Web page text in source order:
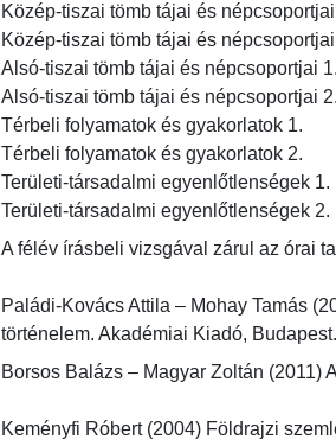
Közép-tiszai tömb tájai és
Közép-tiszai tömb tájai és
Alsó-tiszai tömb tájai és népcsoportjai 1.
Alsó-tiszai tömb tájai és népcsoportjai 2.
Térbeli folyamatok és gyakorlatok 1.
Térbeli folyamatok és gyakorlatok 2.
Területi-társadalmi egyenlőtlenségek 1.
Területi-társadalmi egyenlőtlenségek 2.
A félév írásbeli vizsgával zárul az órai
Paládi-Kovács Attila – Mohay Tamás
történelem. Akadémiai Kiadó, Budapest.
Borsos Balázs – Magyar Zoltán (2011)
Keményfi Róbert (2004) Földrajzi